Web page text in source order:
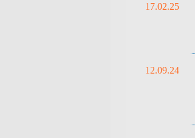
17.02.25
12.09.24